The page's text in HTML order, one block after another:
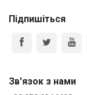
Підпишіться
Зв'язок з нами